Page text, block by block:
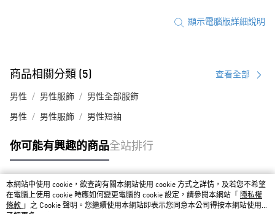
顯示電腦版詳細說明
商品相關分類 (5) 查看全部
男性 男性服飾 男性全部服飾
男性 男性服飾 男性短袖
你可能有興趣的商品全站排行
熱門標籤
本網站中使用 cookie，欲查詢有關本網站使用 cookie 方式之詳情，及若您不希望
在電腦上使用 cookie 時應如何變更電腦的 cookie 設定，請參閱本網站「
隱私權
條款 」之 Cookie 聲明。您繼續使用本網站即表示您同意本公司得按本網站使用條